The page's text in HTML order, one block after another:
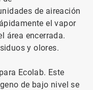
de aireación
el vapor
área encerrada.
y olores.
Ecolab. Este
de bajo nivel se